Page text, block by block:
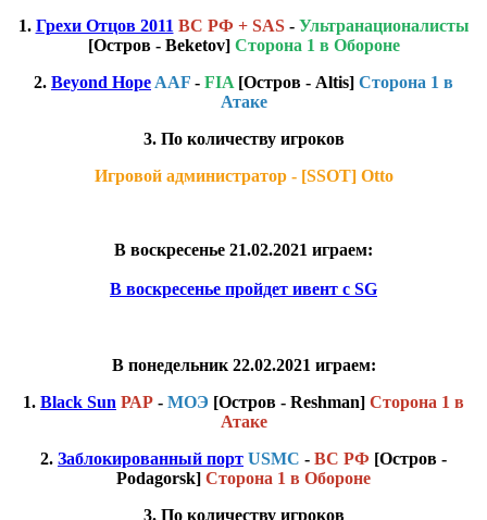
1. Грехи Отцов 2011 ВС РФ + SAS - Ультранационалисты
[Остров - Beketov] Сторона 1 в Обороне
2. Beyond Hope AAF - FIA [Остров - Altis] Сторона 1 в
Атаке
3. По количеству игроков
Игровой администратор - [SSOT] Otto
В воскресeнье 21.02.2021 играем:
В воскресенье пройдет ивент с SG
В понедельник 22.02.2021 играем:
1. Black Sun РАР - МОЭ [Остров - Reshman] Сторона 1 в
Атаке
2. Заблокированный порт USMC - ВС РФ [Остров -
Podagorsk] Сторона 1 в Обороне
3. По количеству игроков